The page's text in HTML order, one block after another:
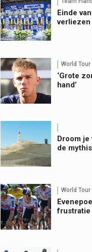
Einde
verliezen
World Tour
‘Grote
hand’
Droom
de
World Tour
frustratie